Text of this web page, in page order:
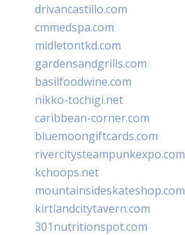
drivancastillo.com
cmmedspa.com
midletontkd.com
gardensandgrills.com
basilfoodwine.com
nikko-tochigi.net
caribbean-corner.com
bluemoongiftcards.com
rivercitysteampunkexpo.com
kchoops.net
mountainsideskateshop.com
kirtlandcitytavern.com
301nutritionspot.com